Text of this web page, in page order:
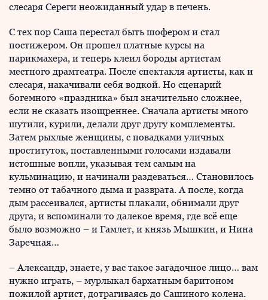
слесаря Сереги неожиданный удар в печень.
С тех пор Саша перестал быть шофером и стал
постижером. Он прошел платные курсы на
парикмахера, и теперь клеил бороды артистам
местного драмтеатра. После спектакля артисты, как и
слесаря, накачивали себя водкой. Но сценарий
богемного «праздника» был значительно сложнее,
если не сказать изощреннее. Сначала артисты много
шутили, курили, делали друг другу комплементы.
Затем рыхлые женщины, с повадками уличных
проституток, поставленными голосами издавали
истошные вопли, указывая тем самым на
кульминацию, и начинали раздеваться… Становилось
темно от табачного дыма и разврата. А после, когда
дым рассеивался, артисты плакали, обнимали друг
друга, и вспоминали то далекое время, где всё еще
было возможно – и Гамлет, и князь Мышкин, и Нина
Заречная…
– Александр, знаете, у вас такое загадочное лицо… вам
нужно играть, – мурлыкал бархатным баритоном
пожилой артист, дотрагиваясь до Сашиного колена.